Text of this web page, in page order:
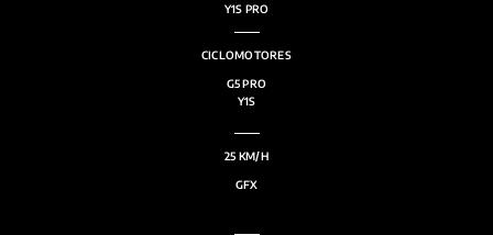
Y1S PRO
CICLOMOTORES
G5 PRO
Y1S
25 KM/H
GFX